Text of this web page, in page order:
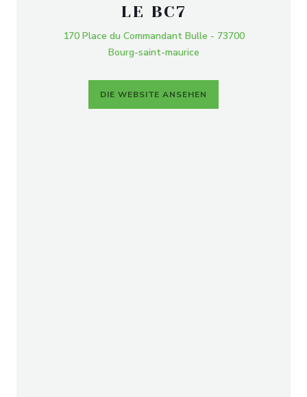
LE BC7
170 Place du Commandant Bulle - 73700
Bourg-saint-maurice
DIE WEBSITE ANSEHEN